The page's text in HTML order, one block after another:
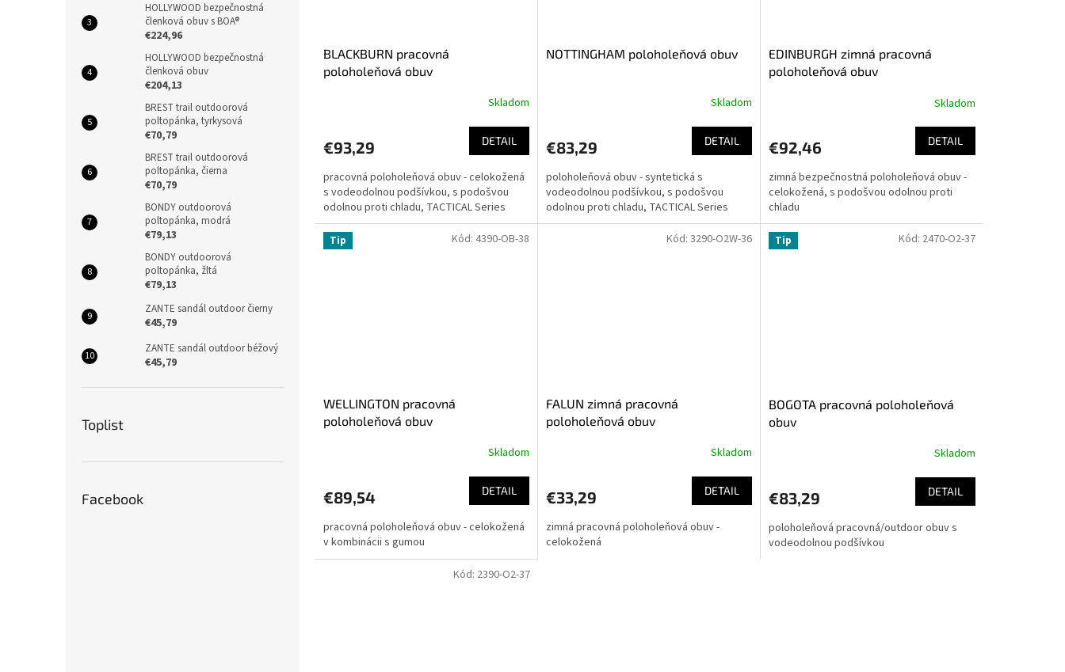
HOLLYWOOD bezpečnostná
členková obuv s BOA®
€224,96
HOLLYWOOD bezpečnostná
členková obuv
€204,13
BREST trail outdoorová
poltopánka, tyrkysová
€70,79
BREST trail outdoorová
poltopánka, čierna
€70,79
BONDY outdoorová
poltopánka, modrá
€79,13
BONDY outdoorová
poltopánka, žltá
€79,13
ZANTE sandál outdoor čierny
€45,79
ZANTE sandál outdoor béžový
€45,79
Toplist
Facebook
BLACKBURN pracovná
poloholeňová obuv
Skladom
€93,29 DETAIL
pracovná poloholeňová obuv - celokožená
s vodeodolnou podšívkou, s podošvou
odolnou proti chladu, TACTICAL Series
NOTTINGHAM poloholeňová obuv
Skladom
€83,29 DETAIL
poloholeňová obuv - syntetická s
vodeodolnou podšívkou, s podošvou
odolnou proti chladu, TACTICAL Series
EDINBURGH zimná pracovná
poloholeňová obuv
Skladom
€92,46 DETAIL
zimná bezpečnostná poloholeňová obuv -
celokožená, s podošvou odolnou proti
chladu
Tip
WELLINGTON pracovná
poloholeňová obuv
je
z
5
hviezdičiek.
Skladom
€89,54 DETAIL
pracovná poloholeňová obuv - celokožená
v kombinácii s gumou
Kód: 4390-OB-38
FALUN zimná pracovná
poloholeňová obuv
Skladom
€33,29 DETAIL
zimná pracovná poloholeňová obuv -
celokožená
Kód: 3290-O2W-36 Tip
BOGOTA pracovná poloholeňová
obuv
Skladom
€83,29 DETAIL
poloholeňová pracovná/outdoor obuv s
vodeodolnou podšívkou
Kód: 2470-O2-37
Kód: 2390-O2-37